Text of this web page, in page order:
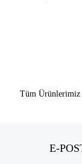
Tüm
E-